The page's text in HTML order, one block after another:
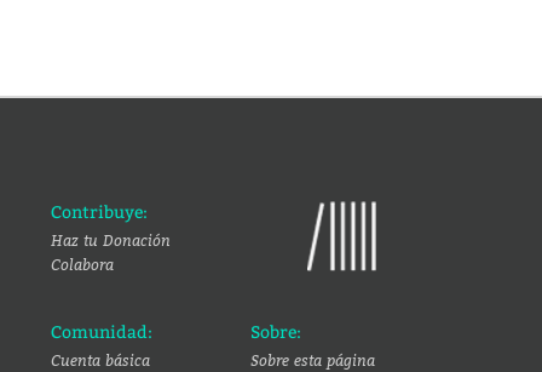
Contribuye:
Haz tu Donación
Colabora
Comunidad:
Cuenta básica
Sobre:
Sobre esta página